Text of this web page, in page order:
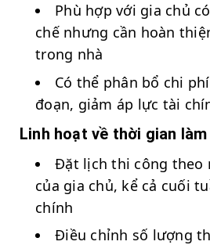
Phù hợp với gia chủ
chế nhưng cần hoàn
trong nhà
Có thể phân bổ chi
đoạn, giảm áp lực tài
Linh hoạt về thời gian
Đặt lịch thi công theo
của gia chủ, kể cả cuối
chính
Điều chỉnh số lượng